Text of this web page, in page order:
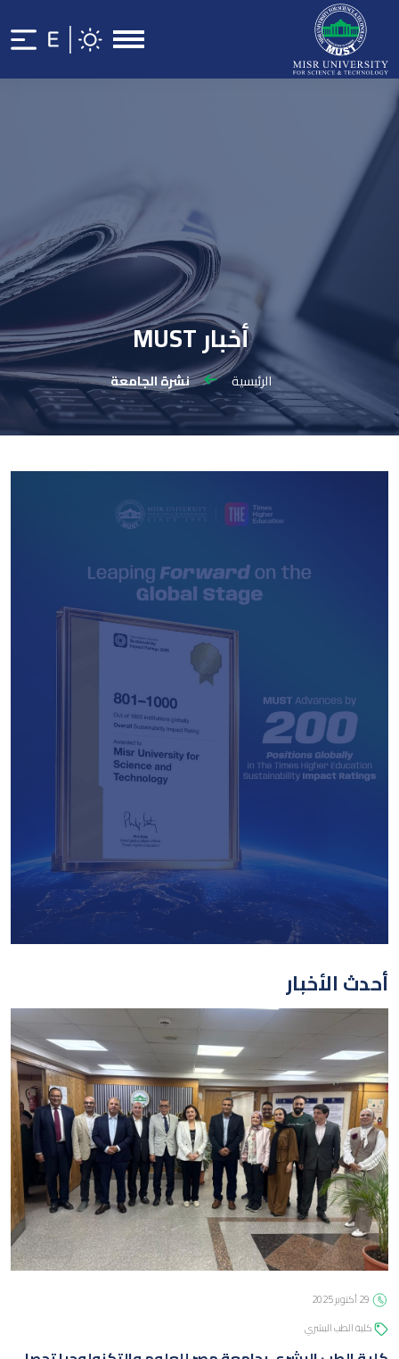
أخبار MUST
الرئيسية نشرة الجامعة
بقفزات تاريخية.. جامعة
مصر للعلوم والتكنولوجيا
ترسخ مكانتها العالمية في
تصنيف “التايمز البريطاني
٢٠٢٦
قراءه المزيد
05 يوليو 2026
الجامعة
أحدث الأخبار
كلبة الطب البشري